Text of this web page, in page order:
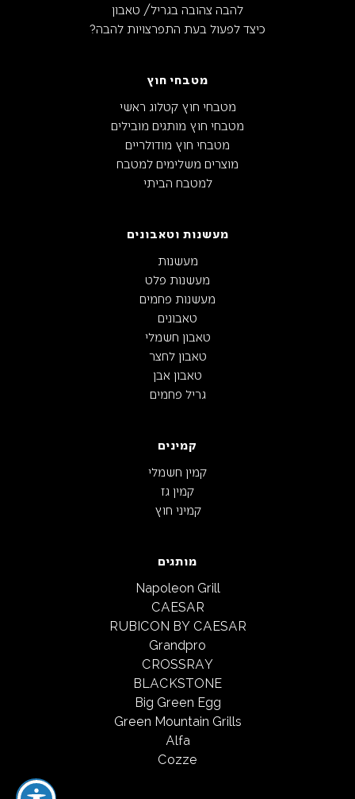
להבה צהובה בגריל/ טאבון
כיצד לפעול בעת התפרצויות להבה?
מטבחי חוץ
מטבחי חוץ קטלוג ראשי
מטבחי חוץ מותגים מובילים
מטבחי חוץ מודולריים
מוצרים משלימים למטבח
למטבח הביתי
מעשנות וטאבונים
מעשנות
מעשנות פלט
מעשנות פחמים
טאבונים
טאבון חשמלי
טאבון לחצר
טאבון אבן
גריל פחמים
קמינים
קמין חשמלי
קמין גז
קמיני חוץ
מותגים
Napoleon Grill
CAESAR
RUBICON BY CAESAR
Grandpro
CROSSRAY
BLACKSTONE
Big Green Egg
Green Mountain Grills
Alfa
Cozze